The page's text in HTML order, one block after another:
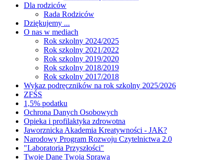
Dla rodziców
Rada Rodziców
Dziękujemy ...
O nas w mediach
Rok szkolny 2024/2025
Rok szkolny 2021/2022
Rok szkolny 2019/2020
Rok szkolny 2018/2019
Rok szkolny 2017/2018
Wykaz podręczników na rok szkolny 2025/2026
ZFŚS
1,5% podatku
Ochrona Danych Osobowych
Opieka i profilaktyka zdrowotna
Jaworznicka Akademia Kreatywności - JAK?
Narodowy Program Rozwoju Czytelnictwa 2.0
"Laboratoria Przyszłości"
Twoje Dane Twoja Sprawa